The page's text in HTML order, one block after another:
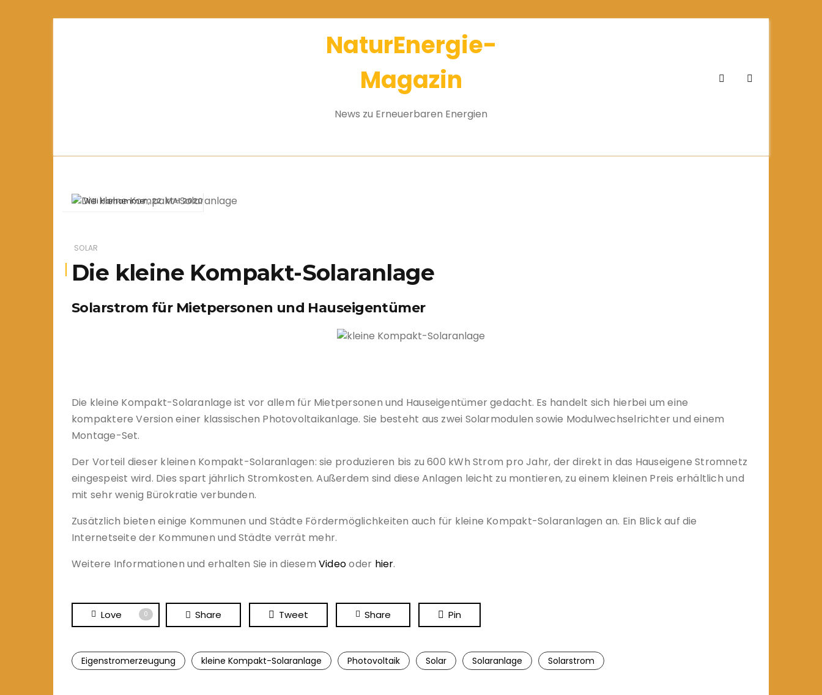
NaturEnergie-
Magazin
News zu Erneuerbaren Energien
SOLAR
Die kleine Kompakt-Solaranlage
Willi Harhammer 22. MAI 2020
Solarstrom für Mietpersonen und Hauseigentümer
Die kleine Kompakt-Solaranlage ist vor allem für Mietpersonen und Hauseigentümer gedacht. Es handelt sich hierbei um eine
kompaktere Version einer klassischen Photovoltaikanlage. Sie besteht aus zwei Solarmodulen sowie Modulwechselrichter und einem
Montage-Set.
Der Vorteil dieser kleinen Kompakt-Solaranlagen: sie produzieren bis zu 600 kWh Strom pro Jahr, der direkt in das Hauseigene Stromnetz
eingespeist wird. Dies spart jährlich Stromkosten. Außerdem sind diese Anlagen leicht zu montieren, zu einem kleinen Preis erhältlich und
mit sehr wenig Bürokratie verbunden.
Zusätzlich bieten einige Kommunen und Städte Fördermöglichkeiten auch für kleine Kompakt-Solaranlagen an. Ein Blick auf die
Internetseite der Kommunen und Städte verrät mehr.
Weitere Informationen und erhalten Sie in diesemVideooder hier.
Love 0 Share Tweet Share Pin
Eigenstromerzeugung kleine Kompakt-Solaranlage Photovoltaik Solar Solaranlage Solarstrom